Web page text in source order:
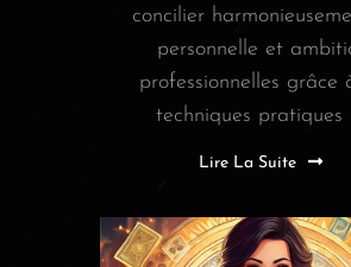
concilier
personnelle et
professionnelles grâce
techniques pratiques
Lire La Suite